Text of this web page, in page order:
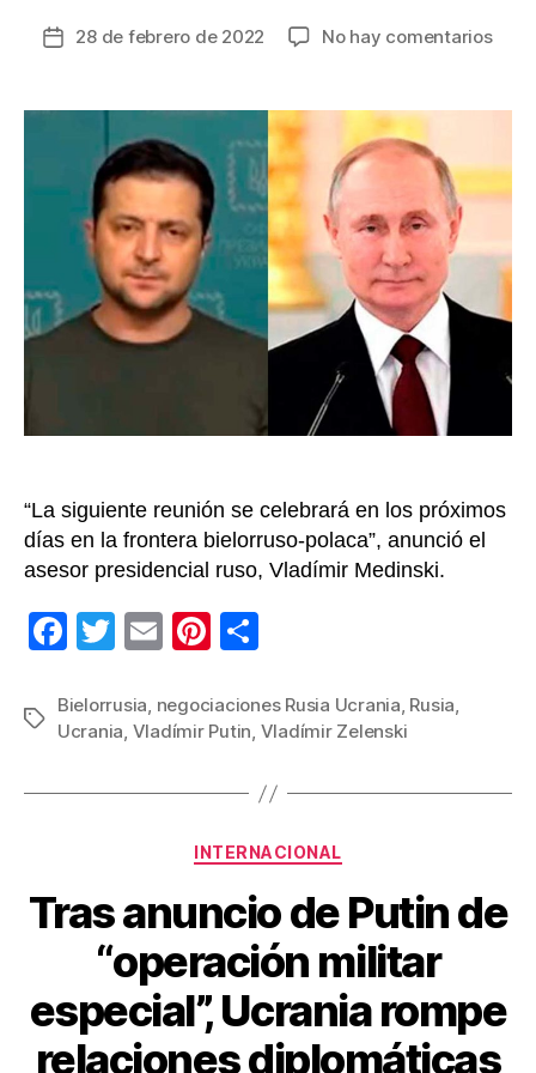
Fecha
entrada
28 de febrero de 2022 No hay comentariosen
Rusia
las
con
en
“La siguiente reunión se celebrará en los próximos
días en la frontera bielorruso-polaca”, anunció el
asesor presidencial ruso, Vladímir Medinski.
F
c
e
b
k
T
tt
er
E
ail
Pi
er
e
st
m
p
ar
Etiquetas
Bielorrusia, negociaciones Rusia Ucrania, Rusia,
Ucrania, Vladímir Putin, Vladímir Zelenski
Categorías
INTERNACIONAL
Tras anuncio de Putin de
“operación militar
especial”, Ucrania rompe
relaciones diplomáticas